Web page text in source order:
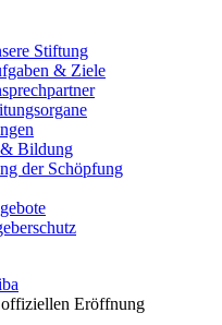
Stiftung
& Ziele
Bildung
der Schöpfung